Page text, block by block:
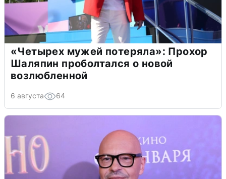
«Четырех мужей потеряла»: Прохор
Шаляпин проболтался о новой
возлюбленной
6 августа 64